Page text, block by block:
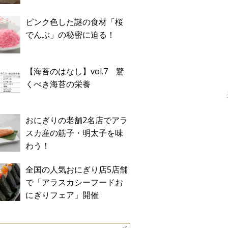
ピンク色した謎の食材「桜
でんぶ」の秘密に迫る！
【海苔のはなし】vol.7 驚
くべき海苔の栄養
おにぎりの老舗2名店でアラ
スカ産の筋子・明太子を味
わう！
全国の人気おにぎり店5店舗
で「アラスカシーフードお
にぎりフェア」開催